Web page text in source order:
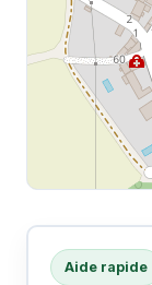
Aide rapide